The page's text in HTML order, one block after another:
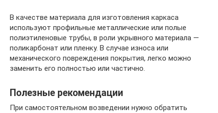
В качестве материала для изготовления каркаса
используют профильные металлические или полые
полиэтиленовые трубы, в роли укрывного материала —
поликарбонат или пленку. В случае износа или
механического повреждения покрытия, легко можно
заменить его полностью или частично.
Полезные рекомендации
При самостоятельном возведении нужно обратить